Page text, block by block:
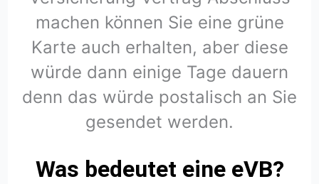
machen können Sie eine grüne
Karte auch erhalten, aber diese
würde dann einige Tage dauern
denn das würde postalisch an Sie
gesendet werden.
Was bedeutet eine eVB?